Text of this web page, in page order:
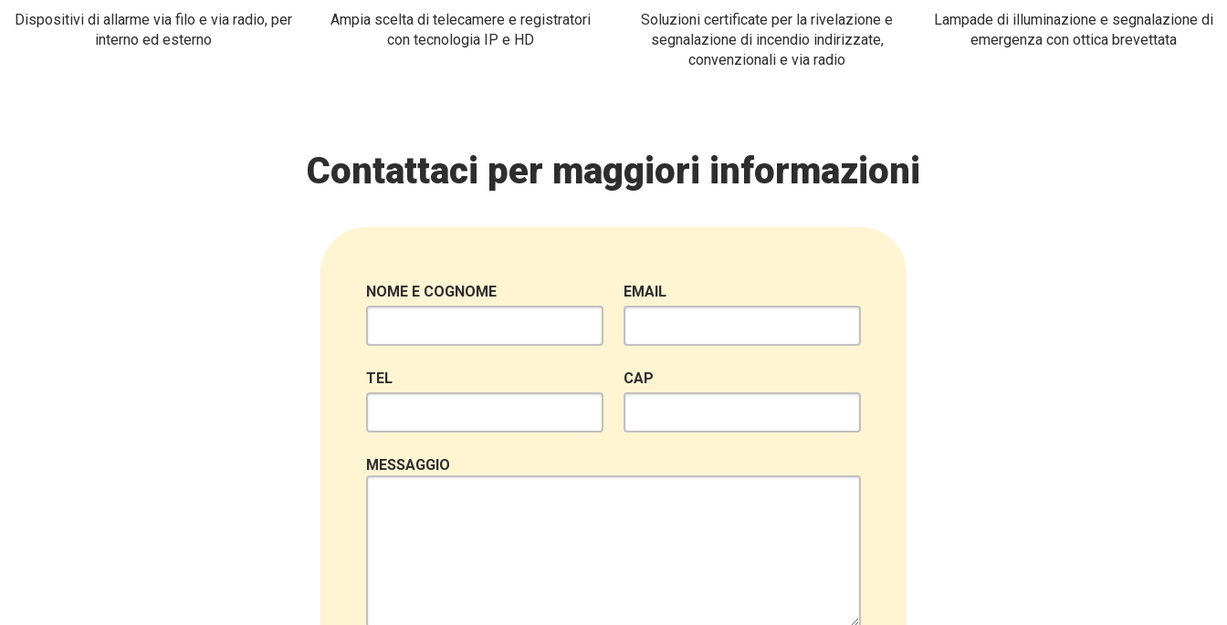
Dispositivi di allarme via filo e via radio, per
interno ed esterno
Ampia scelta di telecamere e registratori
con tecnologia IP e HD
Soluzioni certificate per la rivelazione e
segnalazione di incendio indirizzate,
convenzionali e via radio
Lampade di illuminazione e segnalazione di
emergenza con ottica brevettata
Contattaci per maggiori informazioni
NOME E COGNOME EMAIL
TEL CAP
MESSAGGIO